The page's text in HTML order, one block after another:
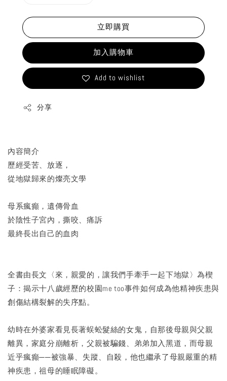
立即購買
加入購物車
Add to wishlist
分享
內容簡介
歷經受苦、放逐，
從地獄歸來的燦亮文學
母系瘋癲，遺傳骨血
於陰性子宮內，撕咬、痛訴
最終長出自己的血肉
全書由長文〈來，親愛的，讓我們手牽手一起下地獄〉為楔
子：揭示十八歲經歷的校園me too事件如何成為他精神疾患與
創傷結構裂解的失序點。
幼時在外婆家看見長著蜈蚣髮絲的女鬼，自那後母親與父親
離異，家庭分崩離析，父親被騙錢、弟弟加入黑道，而母親
近乎瘋癲──被強暴、失蹤、自殺，他也繼承了母親嚴重的精
神疾患，祖母的睡眠障礙。